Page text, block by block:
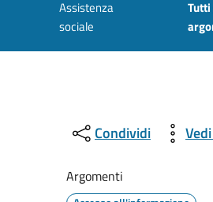
Assistenza
sociale
Condividi
Argomenti